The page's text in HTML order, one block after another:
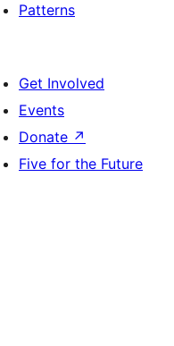
Patterns
Get Involved
Events
Donate ↗
Five for the Future